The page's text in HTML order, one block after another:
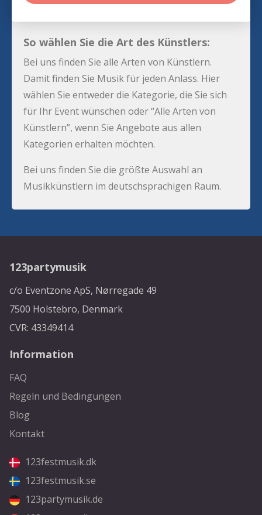
So wählen Sie die Art des Künstlers:
Bei uns finden Sie alle Arten von Künstlern.
Damit finden Sie Musik für jeden Anlass. Hier
wählen Sie entweder die Kategorie, die Sie sich
für Ihr Event wünschen oder “Alle Arten von
Künstlern”, wenn Sie Angebote aus allen
Kategorien erhalten möchten.
Bei uns finden Sie die größte Auswahl an
Musikkünstlern im deutschsprachigen Raum.
123partymusik
c/o Eventzone ApS, Nørregade 49
7500 Holstebro, Denmark
CVR: 43349414
Information
FAQ
Regeln und Bedingungen
Blog
Kontakt
123festmusik.dk
123festmusik.se
123partymusik.de